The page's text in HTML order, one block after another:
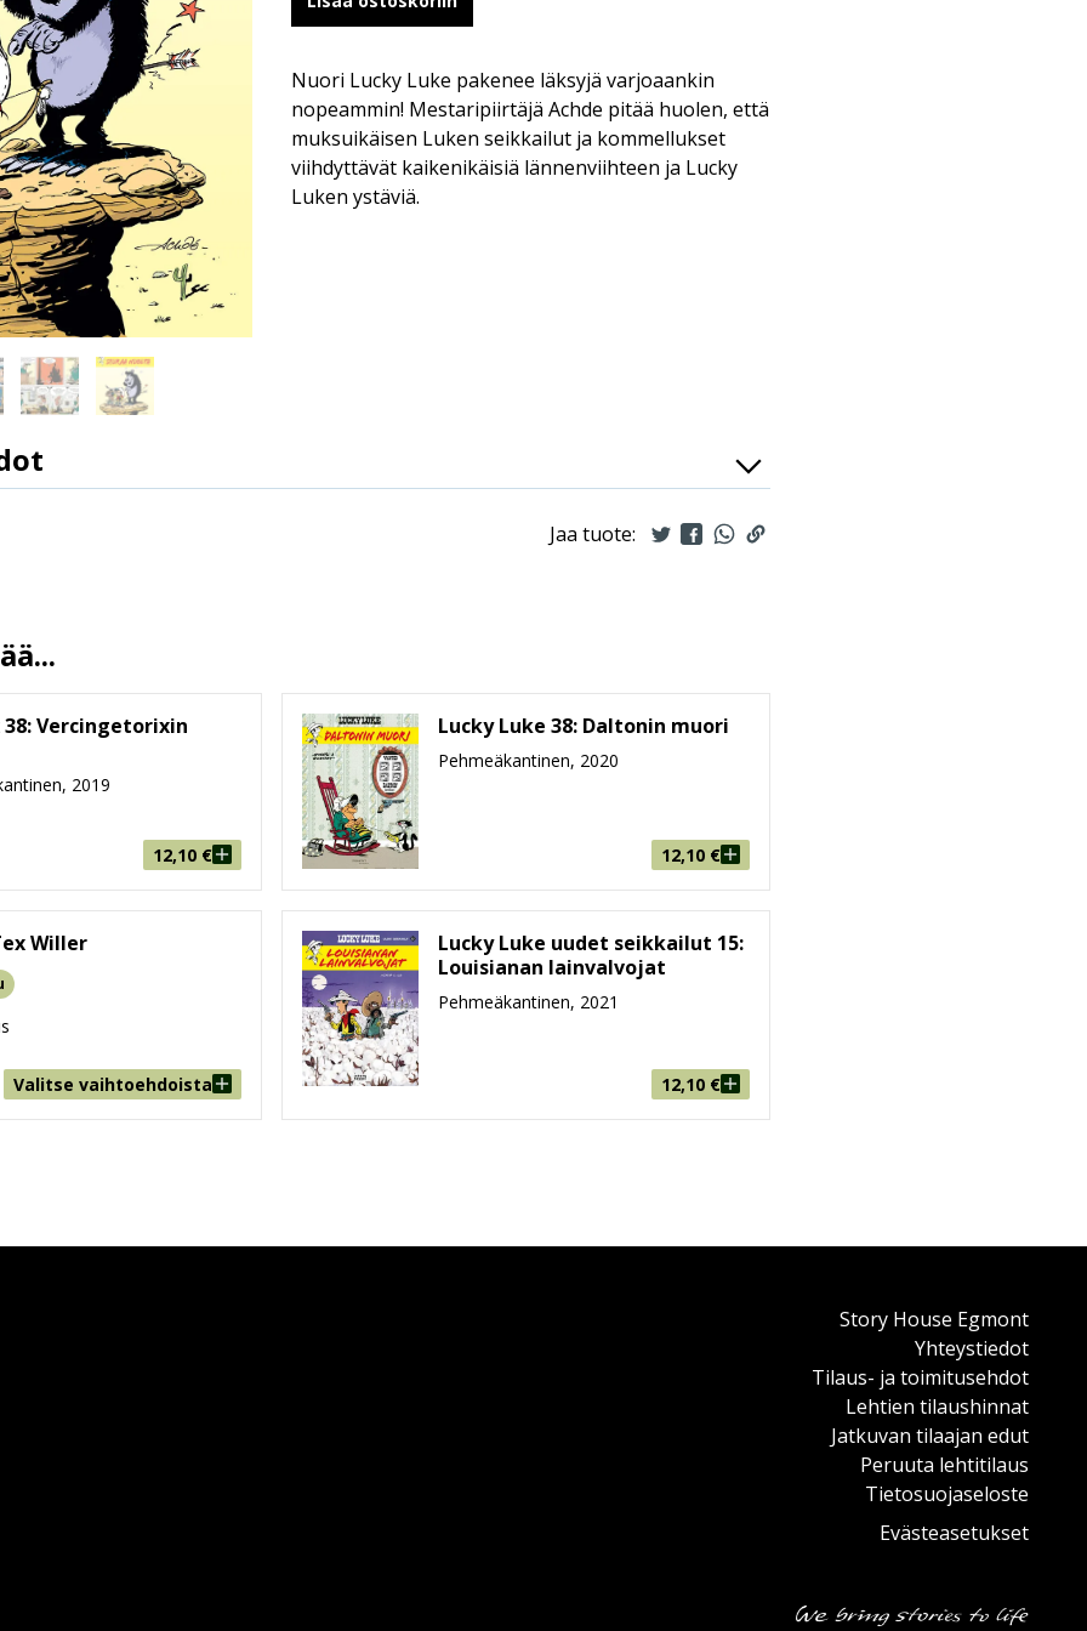
Nuori Lucky Luke pakenee läksyjä varjoaankin
nopeammin! Mestaripiirtäjä Achde pitää huolen, että
muksuikäisen Luken seikkailut ja kommellukset
viihdyttävät kaikenikäisiä lännenviihteen ja Lucky
Luken ystäviä.
9789523340794
215 mm * 286 mm * 5 mm
9-99
Jaa tuote:
Vercingetorixin
2019
12,10 €
Lucky Luke 38: Daltonin muori
Pehmeäkantinen, 2020
12,10 €
Willer
Valitse vaihtoehdoista
Lucky Luke uudet seikkailut 15:
Louisianan lainvalvojat
Pehmeäkantinen, 2021
12,10 €
Story House Egmont
Yhteystiedot
Tilaus- ja toimitusehdot
Lehtien tilaushinnat
Jatkuvan tilaajan edut
Peruuta lehtitilaus
Tietosuojaseloste
Evästeasetukset